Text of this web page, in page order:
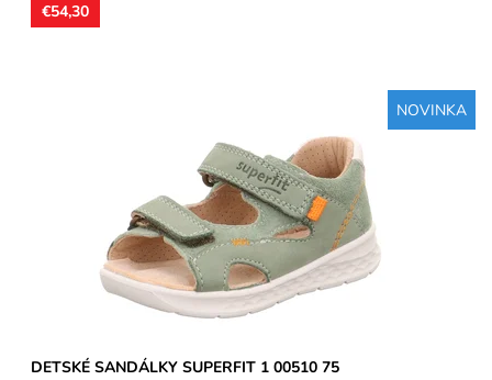
€54,30
NOVINKA
Zvršok usňová koža, vnútorné podšívky aj stielky kožené.
Sandálky vhodné na úzke a stredne široké chodidlá,
Skladom
Superfit
2 roky
DETSKÉ SANDÁLKY SUPERFIT 1 00510 75